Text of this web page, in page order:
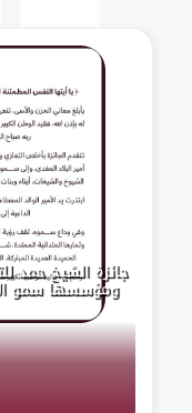
جائزة الشيخ حمد
ومؤسسها سمو